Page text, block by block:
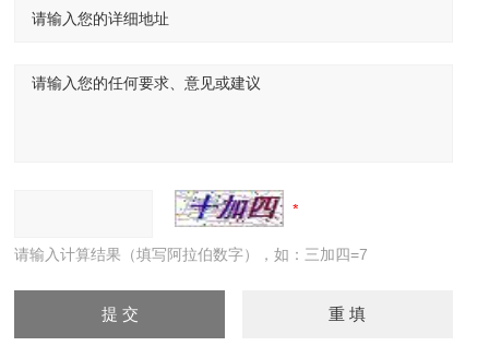
请输入计算结果（填写阿拉伯数字），如：三加四=7